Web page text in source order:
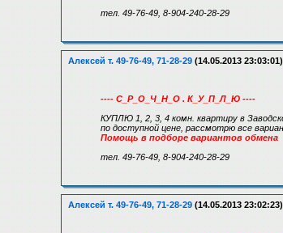
тел. 49-76-49, 8-904-240-28-29
Алексей т. 49-76-49, 71-28-29 (14.05.2013 23:03:01)
---- С_Р_О_Ч_Н_О . К_У_П_Л_Ю ----
КУПЛЮ 1, 2, 3, 4 комн. квартиру в
по доступной цене, рассмотрю все
Помощь в подборе вариантов обмена
тел. 49-76-49, 8-904-240-28-29
Алексей т. 49-76-49, 71-28-29 (14.05.2013 23:02:23)